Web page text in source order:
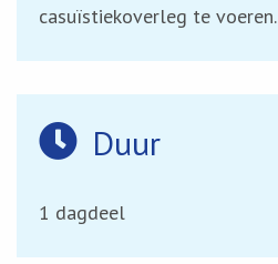
casuïstiekoverleg te voeren.
Duur
1 dagdeel